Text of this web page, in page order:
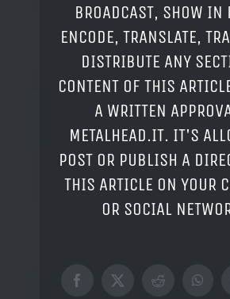
BROADCAST, SHOW IN
ENCODE, TRANSLATE,
DISTRIBUTE ANY
CONTENT OF THIS
A WRITTEN
METALHEAD.IT. IT'S
POST OR PUBLISH A
THIS ARTICLE ON YOUR
OR SOCIAL
Facebook
X Reddit